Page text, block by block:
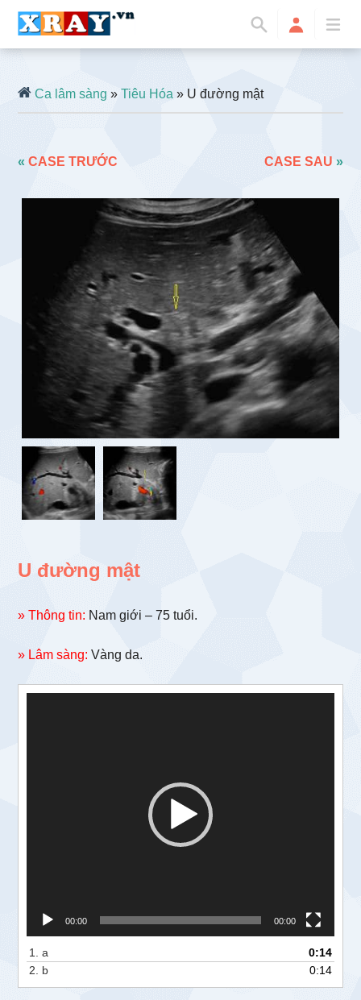
Ca lâm sàng »Tiêu Hóa » U đường mật
«CASE TRƯỚC CASE SAU »
U đường mật
» Thông tin: Nam giới – 75 tuổi.
» Lâm sàng: Vàng da.
00:00 00:00
1.a
0:14
2. b 0:14